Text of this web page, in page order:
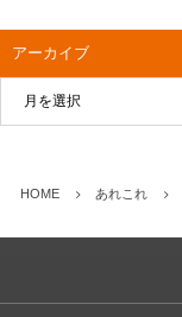
アーカイブ
HOME あれこれ